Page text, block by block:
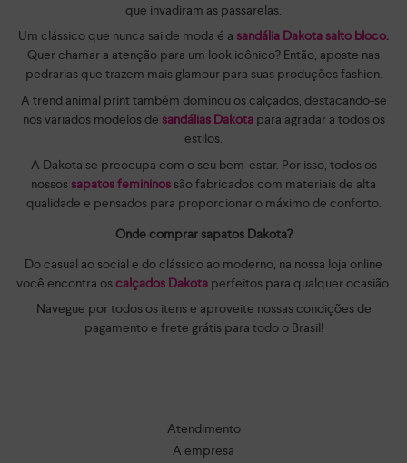
que invadiram as passarelas.
Um clássico que nunca sai de moda é a sandália Dakota salto bloco.
Quer chamar a atenção para um look icônico? Então, aposte nas
pedrarias que trazem mais glamour para suas produções fashion.
A trend animal print também dominou os calçados, destacando-se
nos variados modelos de sandálias Dakotapara agradar a todos os
estilos.
A Dakota se preocupa com o seu bem-estar. Por isso, todos os
nossos sapatos femininos são fabricados com materiais de alta
qualidade e pensados para proporcionar o máximo de conforto.
Onde comprar sapatos Dakota?
Do casual ao social e do clássico ao moderno, na nossa loja online
você encontra oscalçados Dakotaperfeitos para qualquer ocasião.
Navegue por todos os itens e aproveite nossas condições de
pagamento e frete grátis para todo o Brasil!
Atendimento
A empresa